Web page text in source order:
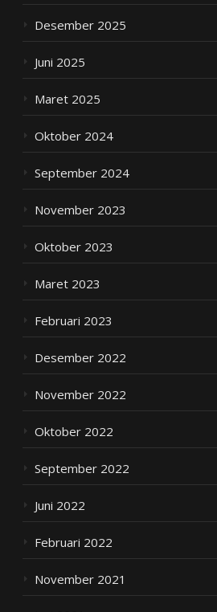
Desember 2025
Juni 2025
Maret 2025
Oktober 2024
September 2024
November 2023
Oktober 2023
Maret 2023
Februari 2023
Desember 2022
November 2022
Oktober 2022
September 2022
Juni 2022
Februari 2022
November 2021